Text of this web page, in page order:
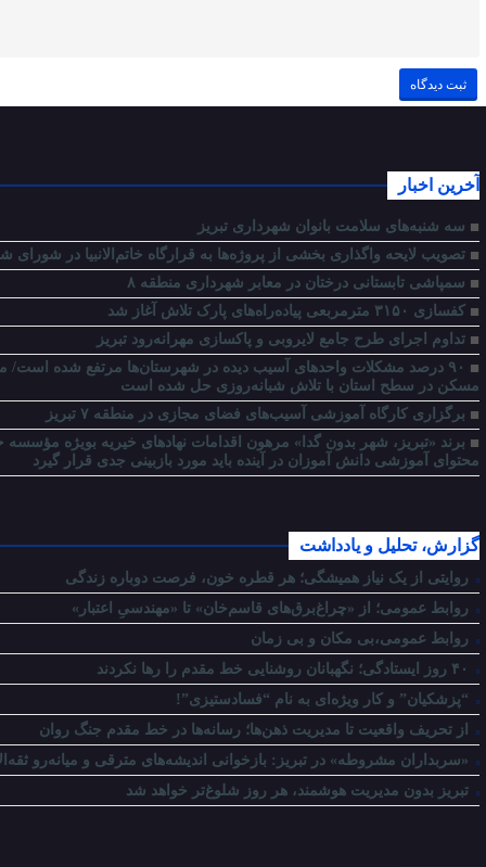
آخرین اخبار
سه شنبه‌های سلامت بانوان شهرداری تبریز
تصویب لایحه واگذاری بخشی از پروژه‌ها به قرارگاه خاتم‌الانبیا در شورای
سمپاشی تابستانی درختان در معابر شهرداری منطقه ۸
کفسازی ۳۱۵۰ مترمربعی پیاده‌راه‌های پارک تلاش آغاز شد
تداوم اجرای طرح جامع لایروبی و پاکسازی مهرانه‌رود تبریز
مسکن در سطح استان با تلاش شبانه‌روزی حل شده است
برگزاری کارگاه آموزشی آسیب‌های فضای مجازی در منطقه ۷ تبریز
برند «تبریز، شهر بدون گدا» مرهون اقدامات نهادهای خیریه بویژه
محتوای آموزشی دانش آموزان در آینده باید مورد بازبینی جدی قرار گیرد
گزارش، تحلیل و یادداشت
روایتی از یک نیاز همیشگی؛ هر قطره خون، فرصت دوباره زندگی
روابط عمومی؛ از «چراغ‌برق‌های قاسم‌خان» تا «مهندسیِ اعتبار»
روابط عمومی،بی مکان و بی زمان
“پزشکیان” و کار ویژه‌ای به نام “فسادستیزی”!
از تحریف واقعیت تا مدیریت ذهن‌ها؛ رسانه‌ها در خط مقدم جنگ روان
«سربداران مشروطه» در تبریز: بازخوانی اندیشه‌های مترقی و میانه‌رو
تبریز بدون مدیریت هوشمند، هر روز شلوغ‌تر خواهد شد